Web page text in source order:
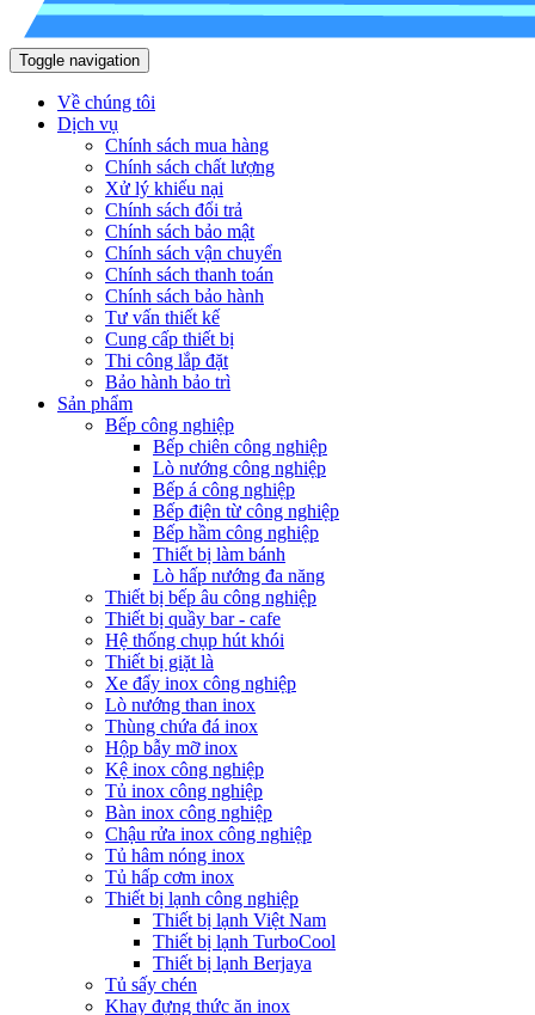
Toggle navigation
Về chúng tôi
Dịch vụ
Chính sách mua hàng
Chính sách chất lượng
Xử lý khiếu nại
Chính sách đổi trả
Chính sách bảo mật
Chính sách vận chuyển
Chính sách thanh toán
Chính sách bảo hành
Tư vấn thiết kế
Cung cấp thiết bị
Thi công lắp đặt
Bảo hành bảo trì
Sản phẩm
Bếp công nghiệp
Bếp chiên công nghiệp
Lò nướng công nghiệp
Bếp á công nghiệp
Bếp điện từ công nghiệp
Bếp hầm công nghiệp
Thiết bị làm bánh
Lò hấp nướng đa năng
Thiết bị bếp âu công nghiệp
Thiết bị quầy bar - cafe
Hệ thống chụp hút khói
Thiết bị giặt là
Xe đẩy inox công nghiệp
Lò nướng than inox
Thùng chứa đá inox
Hộp bẫy mỡ inox
Kệ inox công nghiệp
Tủ inox công nghiệp
Bàn inox công nghiệp
Chậu rửa inox công nghiệp
Tủ hâm nóng inox
Tủ hấp cơm inox
Thiết bị lạnh công nghiệp
Thiết bị lạnh Việt Nam
Thiết bị lạnh TurboCool
Thiết bị lạnh Berjaya
Tủ sấy chén
Khay đựng thức ăn inox